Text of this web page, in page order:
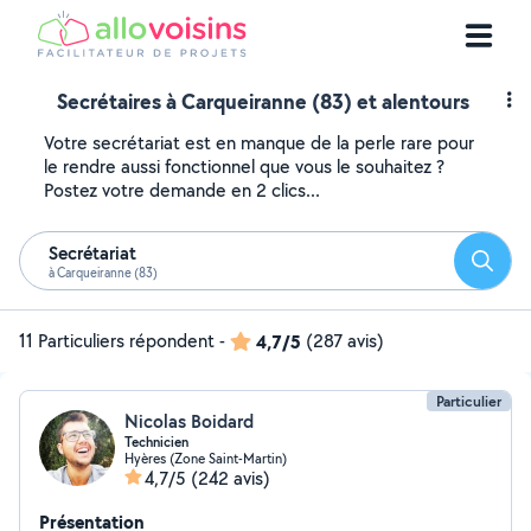
Secrétaires à Carqueiranne (83) et alentours
Votre secrétariat est en manque de la perle rare pour
le rendre aussi fonctionnel que vous le souhaitez ?
Postez votre demande en 2 clics...
Secrétariat
à Carqueiranne (83)
11 Particuliers répondent- 4,7/5 (287 avis)
Particulier
Nicolas Boidard
Technicien
Hyères (Zone Saint-Martin)
4,7/5 (242 avis)
Présentation